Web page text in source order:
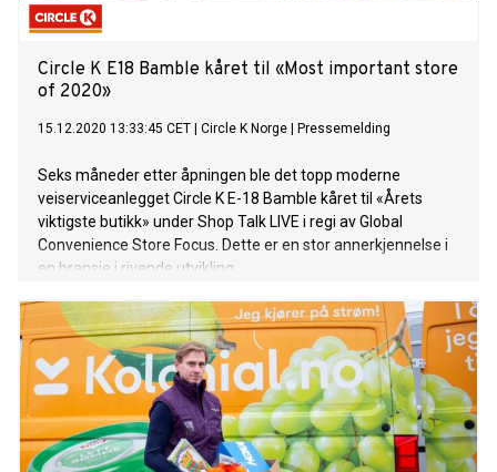
Circle K E18 Bamble kåret til «Most important store
of 2020»
15.12.2020 13:33:45 CET Circle K Norge Pressemelding
Seks måneder etter åpningen ble det topp moderne
veiserviceanlegget Circle K E-18 Bamble kåret til «Årets
viktigste butikk» under Shop Talk LIVE i regi av Global
Convenience Store Focus. Dette er en stor annerkjennelse i
en bransje i rivende utvikling.